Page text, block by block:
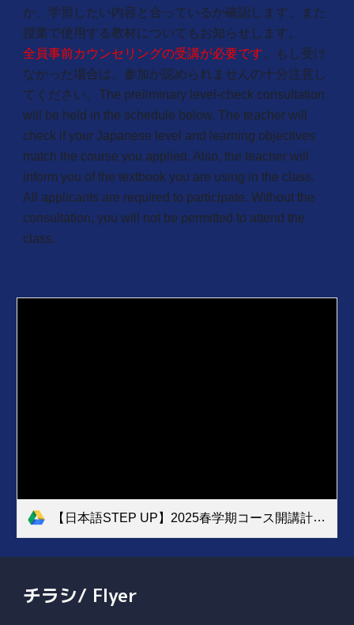
か、学習したい内容と合っているか確認します。また
授業で使用する教材についてもお知らせします。
全員事前カウンセリングの受講が必要です。もし受け
なかった場合は、参加が認められませんの十分注意し
てください。The preliminary level-check consultation
will be held in the schedule below. The teacher will
check if your Japanese level and learning objectives
match the course you applied. Also, the teacher will
inform you of the textbook you are using in the class.
All applicants are required to participate. Without the
consultation, you will not be permitted to attend the
class.
【日本語STEP UP】2025春学期コース開講計画.xlsx - カウンセリング実施時間(STEP UP学外).pdf
チラシ/ Flyer